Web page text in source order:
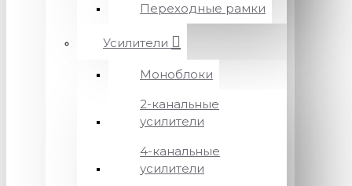
Переходные рамки
Усилители
Моноблоки
2-канальные
усилители
4-канальные
усилители